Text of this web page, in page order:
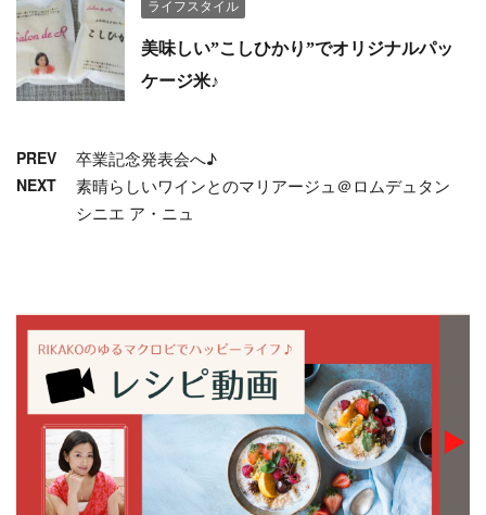
ライフスタイル
美味しい”こしひかり”でオリジナルパッ
ケージ米♪
PREV 卒業記念発表会へ♪
NEXT
素晴らしいワインとのマリアージュ＠ロムデュタン
シニエ ア・ニュ